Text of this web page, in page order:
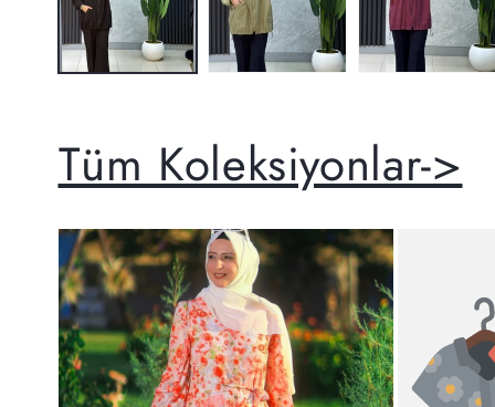
Tüm Koleksiyonlar->